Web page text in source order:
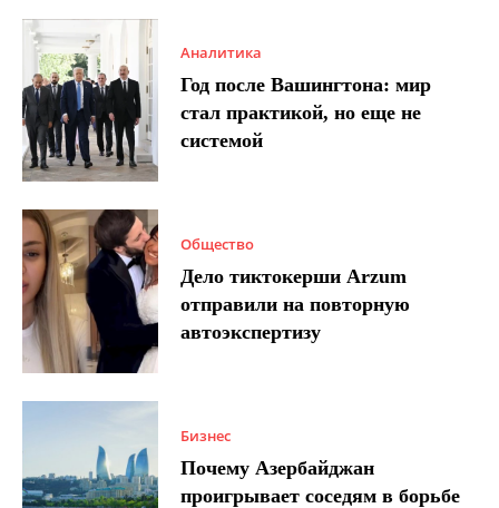
Аналитика
Год после Вашингтона: мир
стал практикой, но еще не
системой
Общество
Дело тиктокерши Arzum
отправили на повторную
автоэкспертизу
Бизнес
Почему Азербайджан
проигрывает соседям в борьбе